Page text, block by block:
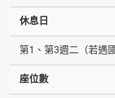
休息日
第1、第3週二（若遇
座位數